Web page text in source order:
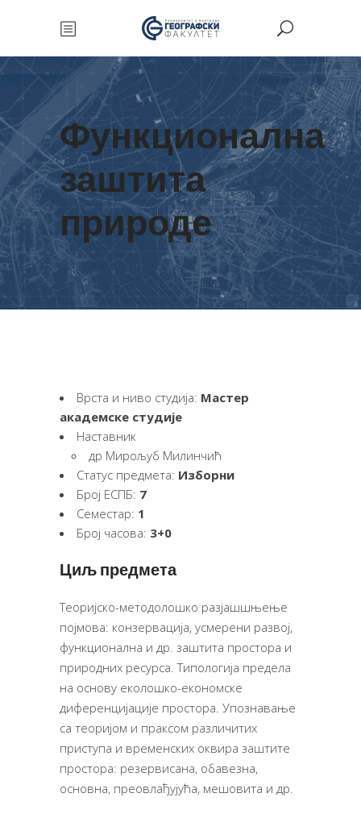
Функционална
заштита
природе
Врста и ниво студија: Мастер
академске студије
Наставник
др Мирољуб Милинчић
Статус предмета: Изборни
Број ЕСПБ: 7
Семестар: 1
Број часова: 3+0
Циљ предмета
Теоријско-методолошко разјашшњење
појмова: конзервација, усмерени развој,
функционална и др. заштита простора и
природних ресурса. Типологија предела
на основу еколошко-економске
диференцијације простора. Упознавање
са теоријом и праксом различитих
приступа и временских оквира заштите
простора: резервисана, обавезна,
основна, преовлађујућа, мешовита и др.